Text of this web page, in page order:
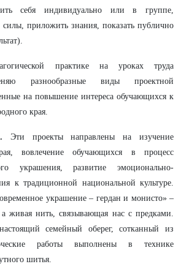
себя индивидуально или в группе,
силы, приложить знания, показать публично
практике на уроках труда
разнообразные виды проектной
на повышение интереса обучающихся к
края.
Эти проекты направлены на изучение
вовлечение обучающихся в процесс
украшения, развитие эмоционально-
к традиционной национальной культуре.
украшение – гердан и монисто» –
живая нить, связывающая нас с предками.
семейный оберег, сотканный из
работы выполнены в технике
шитья.